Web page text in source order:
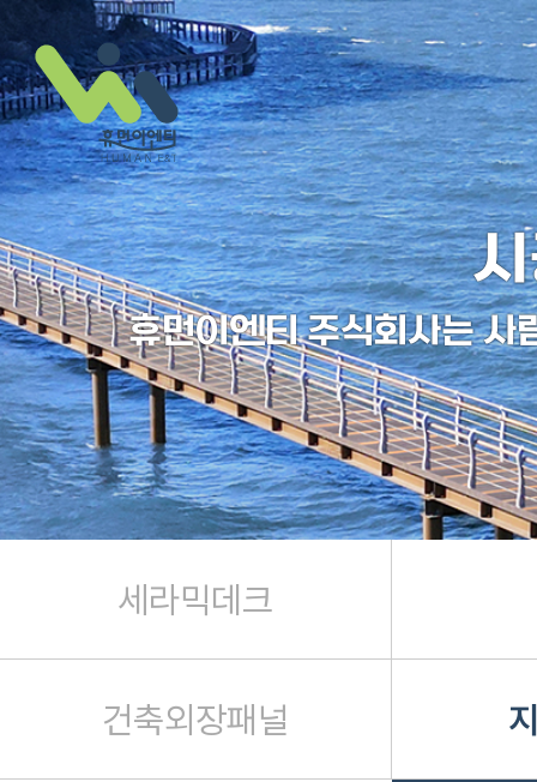
회사소개
인사말
연혁
인증 및 특허
오시는 길
시공사례
휴먼이엔티 주식회사는 사
세라믹데크
건축외장패널